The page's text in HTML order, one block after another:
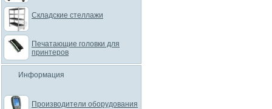
Складские стеллажи
Печатающие головки для
принтеров
Информация
Производители оборудования